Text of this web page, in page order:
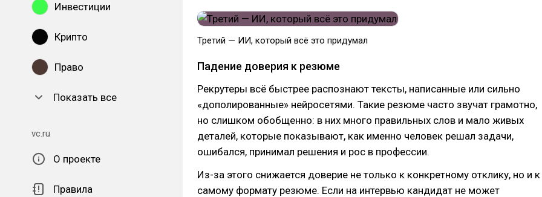
Инвестиции
Крипто
Право
Показать все
vc.ru
О проекте
Правила
Третий — ИИ, который всё это придумал
Падение доверия к резюме
Рекрутеры всё быстрее распознают тексты, написанные или сильно
«дополированные» нейросетями. Такие резюме часто звучат грамотно,
но слишком обобщенно: в них много правильных слов и мало живых
деталей, которые показывают, как именно человек решал задачи,
ошибался, принимал решения и рос в профессии.
Из-за этого снижается доверие не только к конкретному отклику, но и к
самому формату резюме. Если на интервью кандидат не может